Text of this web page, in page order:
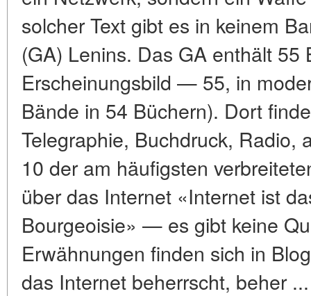
solcher Text gibt es in keinem
(GA) Lenins. Das GA enthält 55
Erscheinungsbild — 55, in
Bände in 54 Büchern). Dort
Telegraphie, Buchdruck, Radio,
10 der am häufigsten
über das Internet «Internet ist
Bourgeoisie» — es gibt keine
Erwähnungen finden sich in
das Internet beherrscht, beher